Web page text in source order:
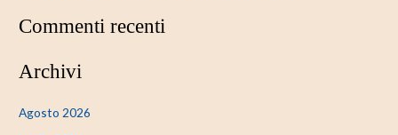
Commenti recenti
Archivi
Agosto 2026